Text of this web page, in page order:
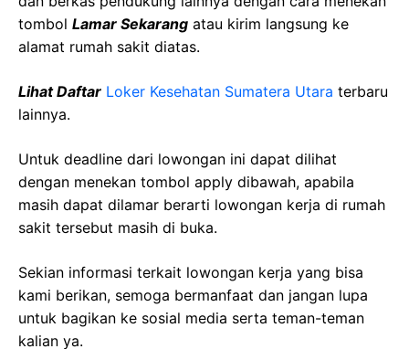
tombol Lamar Sekarang atau kirim langsung ke
alamat rumah sakit diatas.
Lihat Daftar Loker Kesehatan Sumatera Utara terbaru
lainnya.
Untuk deadline dari lowongan ini dapat dilihat
dengan menekan tombol apply dibawah, apabila
masih dapat dilamar berarti lowongan kerja di rumah
sakit tersebut masih di buka.
Sekian informasi terkait lowongan kerja yang bisa
kami berikan, semoga bermanfaat dan jangan lupa
untuk bagikan ke sosial media serta teman-teman
kalian ya.